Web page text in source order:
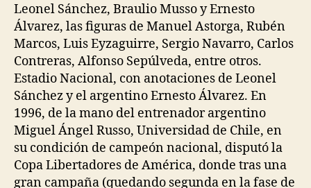
Leonel Sánchez, Braulio Musso y Ernesto
Álvarez, las figuras de Manuel Astorga, Rubén
Marcos, Luis Eyzaguirre, Sergio Navarro, Carlos
Contreras, Alfonso Sepúlveda, entre otros.
Estadio Nacional, con anotaciones de Leonel
Sánchez y el argentino Ernesto Álvarez. En
1996, de la mano del entrenador argentino
Miguel Ángel Russo, Universidad de Chile, en
su condición de campeón nacional, disputó la
Copa Libertadores de América, donde tras una
gran campaña (quedando segunda en la fase de